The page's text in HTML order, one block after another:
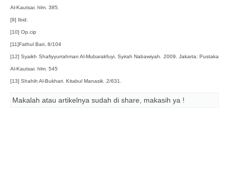
Al-Kautsar. hlm. 385.
[9] Ibid.
[10] Op.cip
[11]Fathul Bari, 8/104
[12] Syaikh Shafiyyurrahman Al-Mubarakfuyi. Syirah Nabawiyah. 2009. Jakarta: Pustaka
Al-Kautsar. hlm. 545
[13] Shahih Al-Bukhari. Kitabul Manasik. 2/631.
Makalah atau artikelnya sudah di share, makasih ya !